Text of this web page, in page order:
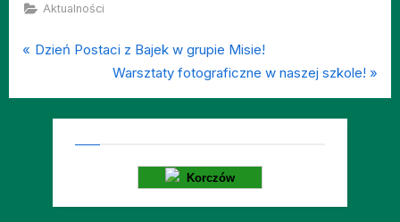
Aktualności
Nawigacja
wpisu
P
e
Dzień Postaci z Bajek w grupie Misie!
N
e
x
s
Warsztaty fotograficzne w naszej szkole!
Korczów